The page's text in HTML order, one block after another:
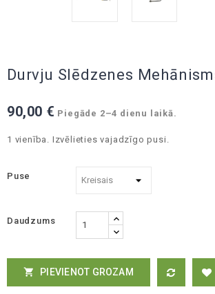
Durvju Slēdzenes
90,00 € Piegāde 2–4 dienu laikā.
1 vienība. Izvēlieties vajadzīgo pusi.
Puse
Daudzums
 PIEVIENOT GROZAM